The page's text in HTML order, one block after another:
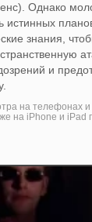
Однако
истинных
знания,
и
на телефонах
на iPhone и iPad